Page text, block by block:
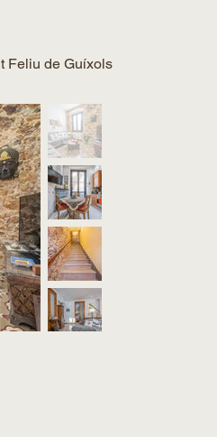
Feliu de Guíxols